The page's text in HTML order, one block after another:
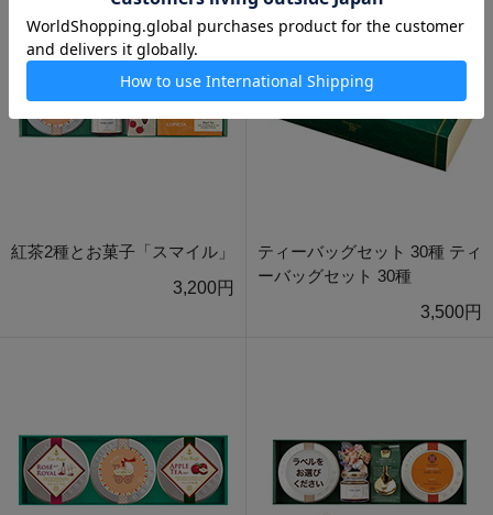
紅茶2種とお菓子「スマイル」
3,200円
ティーバッグセット 30種 ティ
ーバッグセット 30種
3,500円